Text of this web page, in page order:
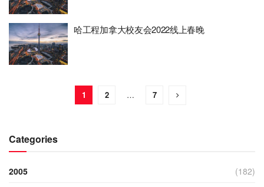
哈工程加拿大校友会2022线上春晚
1 2 … 7
Categories
2005
(182)